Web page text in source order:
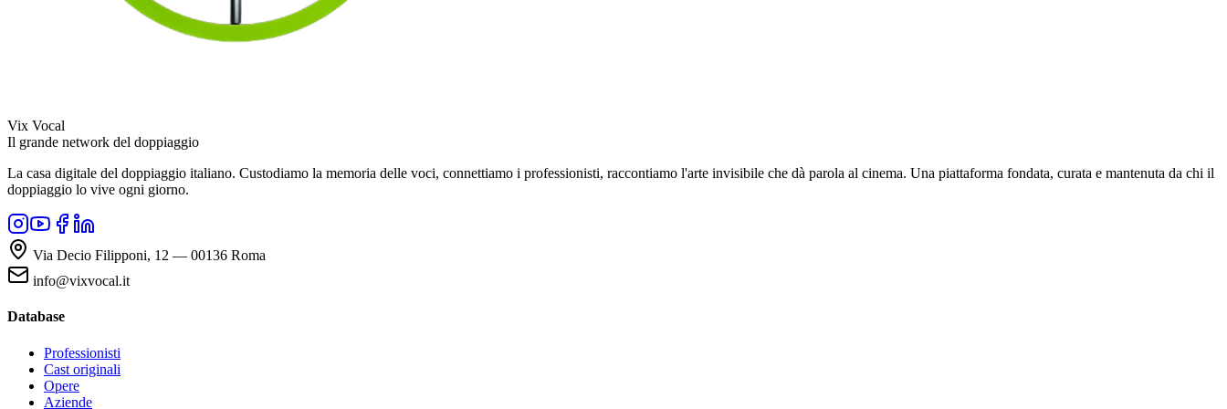
Vix Vocal
Il grande network del doppiaggio
La casa digitale del doppiaggio italiano. Custodiamo la memoria delle voci, connettiamo i professionisti, raccontiamo l'arte invisibile che dà parola al cinema. Una piattaforma fondata, curata e mantenuta da chi il
doppiaggio lo vive ogni giorno.
Via Decio Filipponi, 12 — 00136 Roma
info@vixvocal.it
Database
Professionisti
Cast originali
Opere
Aziende